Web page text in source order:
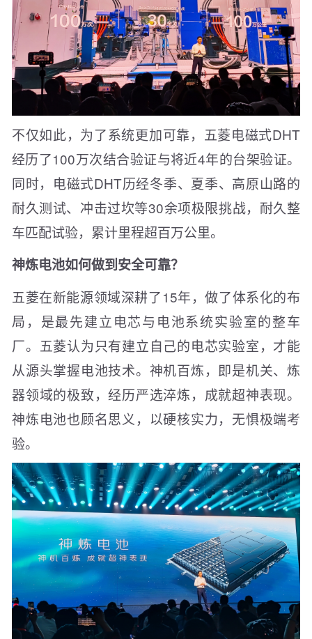
不仅如此，为了系统更加可靠，五菱电磁式DHT
经历了100万次结合验证与将近4年的台架验证。
同时，电磁式DHT历经冬季、夏季、高原山路的
耐久测试、冲击过坎等30余项极限挑战，耐久整
车匹配试验，累计里程超百万公里。
神炼电池如何做到安全可靠？
五菱在新能源领域深耕了15年，做了体系化的布
局，是最先建立电芯与电池系统实验室的整车
厂。五菱认为只有建立自己的电芯实验室，才能
从源头掌握电池技术。神机百炼，即是机关、炼
器领域的极致，经历严选淬炼，成就超神表现。
神炼电池也顾名思义，以硬核实力，无惧极端考
验。